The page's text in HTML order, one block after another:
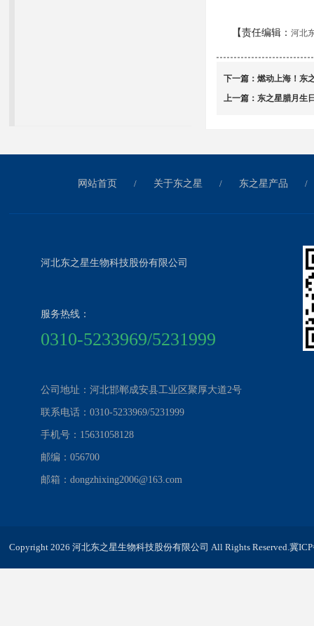
【责任编辑：河北
下一篇： 燃动上海！东
上一篇： 东之星腊月生
网站首页 / 关于东之星 / 东之星产品 /
河北东之星生物科技股份有限公司
服务热线：
0310-5233969/5231999
公司地址：河北邯郸成安县工业区聚厚大道2号
联系电话：0310-5233969/5231999
手机号：15631058128
邮编：056700
邮箱：dongzhixing2006@163.com
Copyright 2026 河北东之星生物科技股份有限公司 All Rights Reserved.冀